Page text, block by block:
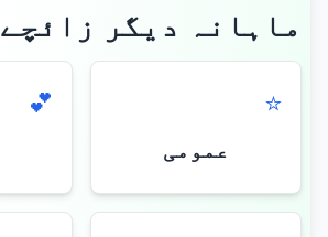
ماہانہ دیگر زائچے
⭐
عمومی
💕